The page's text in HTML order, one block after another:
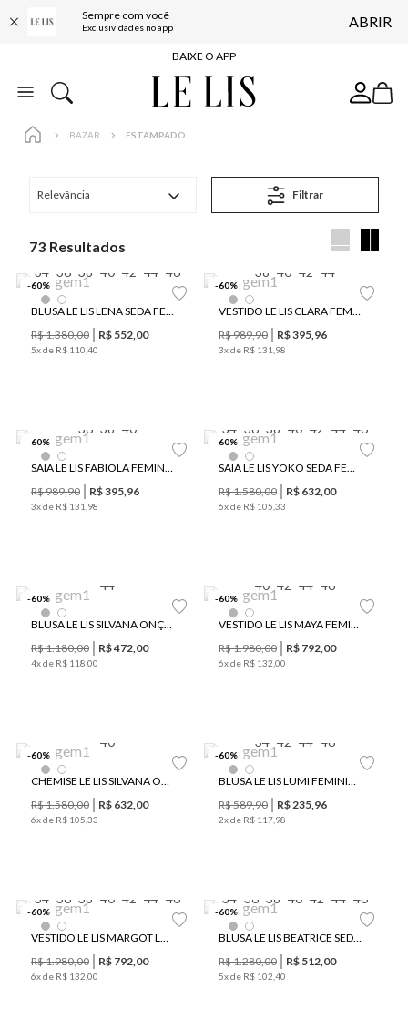
Sempre com você
Exclusividades no app ABRIR
FRETE GRÁTIS*
BAIXE O APP
10% OFF NA PRIMEIRA COMPRA*
FRETE GRÁTIS*
BAIXE O APP
10% OFF NA PRIMEIRA COMPRA*
BAZAR ESTAMPADO
Relevância Filtrar
73
-60%
34 36 38 40 42 44 46
BLUSA LE LIS LENA SEDA FEMININA
R$1.380,00 R$ 552,00
5x de R$ 110 40
-60%
38 40 42 44
VESTIDO LE LIS CLARA FEMININO
R$989,90 R$395,96
3x de R$ 131 98
-60%
36 38 40
SAIA LE LIS FABIOLA FEMININA
R$989,90 R$395,96
3x de R$ 131 98
-60%
34 36 38 40 42 44 46
SAIA LE LIS YOKO SEDA FEMININA
R$1.580,00 R$ 632,00
6x de R$ 105 33
-60%
44
BLUSA LE LIS SILVANA ONÇA FEMININA
R$1.180,00 R$472,00
4x de R$ 118 00
-60%
40 42 44 46
VESTIDO LE LIS MAYA FEMININO
R$1.980,00 R$ 792,00
6x de R$ 132 00
-60%
40
CHEMISE LE LIS SILVANA ONÇA FEMININO
R$1.580,00 R$ 632,00
6x de R$ 105 33
-60%
34 42 44 46
BLUSA LE LIS LUMI FEMININA
R$589,90 R$235,96
2x de R$ 117 98
-60%
34 36 38 40 42 44 46
VESTIDO LE LIS MARGOT LAÇO SEDA FEMININO
R$1.980,00 R$ 792,00
6x de R$ 132 00
-60%
34 36 38 40 42 44 46
BLUSA LE LIS BEATRICE SEDA FEMININA
R$1.280,00 R$ 512,00
5x de R$ 102 40